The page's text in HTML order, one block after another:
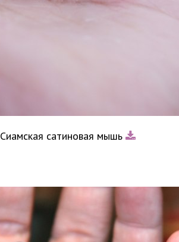
Сиамская сатиновая мышь